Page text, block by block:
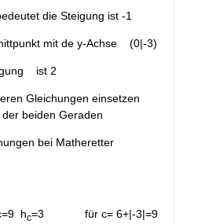
Steigung ist -1
mit de y-Achse (0|-3)
ist 2
Gleichungen einsetzen
beiden Geraden
bei Matheretter
hc=3 für c= 6+|-3|=9